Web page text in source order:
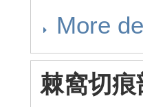
More
棘窩切